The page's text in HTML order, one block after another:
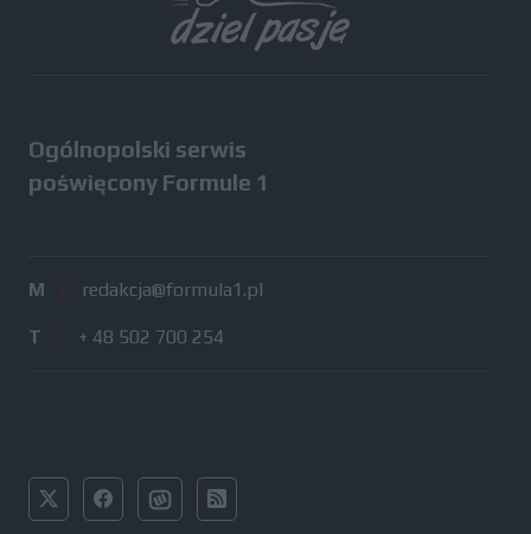
Ogólnopolski serwis
poświęcony Formule 1
M / redakcja@formula1.pl
T / + 48 502 700 254